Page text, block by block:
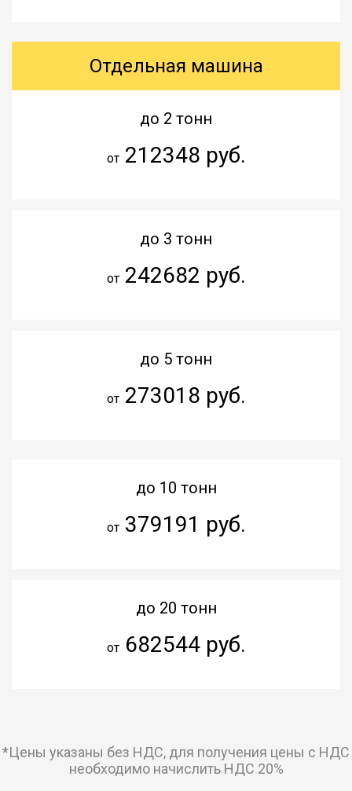
Отдельная машина
до 2 тонн
от212348 руб.
до 3 тонн
от242682 руб.
до 5 тонн
от273018 руб.
до 10 тонн
от379191 руб.
до 20 тонн
от682544 руб.
*Цены указаны без НДС, для получения цены с НДС
необходимо начислить НДС 20%